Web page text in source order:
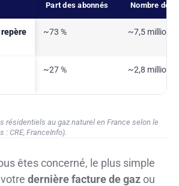
Part des abonnés Nombre de
~73 % ~7,5 millions
~27 % ~2,8 millions
résidentiels au gaz naturel en France selon le
CRE, FranceInfo).
êtes concerné, le plus simple
dernière facture de gaz ou